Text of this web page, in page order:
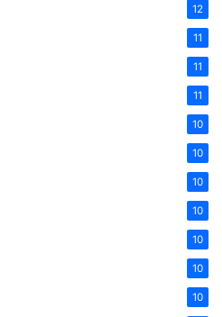
12
11
11
11
10
10
10
10
10
10
10